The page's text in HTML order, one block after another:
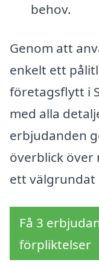
behov.
Genom att
enkelt ett
företagsflytt i
med alla
erbjudanden
överblick över
ett välgrundat
Få 3
förpliktelser